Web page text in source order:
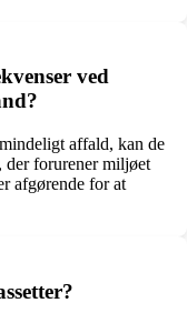
ved
affald, kan de
der forurener miljøet
afgørende for at